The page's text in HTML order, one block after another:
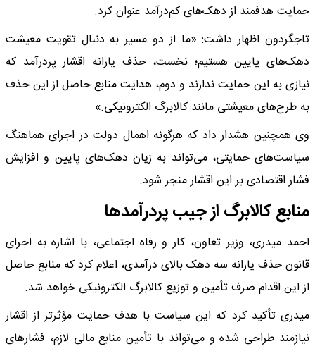
حمایت هدفمند از دهک‌های کم‌درآمد عنوان کرد.
تاجگردون اظهار داشت: «ما از دو مسیر به دنبال تقویت معیشت
دهک‌های پایین هستیم؛ نخست، حذف یارانه اقشار پردرآمد که
نیازی به این حمایت ندارند و دوم، هدایت منابع حاصل از این حذف
به طرح‌های معیشتی مانند کالابرگ الکترونیکی.»
وی همچنین هشدار داد که هرگونه اهمال دولت در اجرای هماهنگ
سیاست‌های حمایتی، می‌تواند به زیان دهک‌های پایین و افزایش
فشار اقتصادی بر این اقشار منجر شود.
منابع کالابرگ از جیب پردرآمد‌ها
احمد میدری، وزیر تعاون، کار و رفاه اجتماعی، با اشاره به اجرای
قانون حذف یارانه سه دهک بالای درآمدی، اعلام کرد که منابع حاصل
از این اقدام صرف تأمین و توزیع کالابرگ الکترونیکی خواهد شد.
میدری تأکید کرد که این سیاست با هدف حمایت مؤثرتر از اقشار
نیازمند طراحی شده و می‌تواند با تأمین منابع مالی لازم، فشار‌های